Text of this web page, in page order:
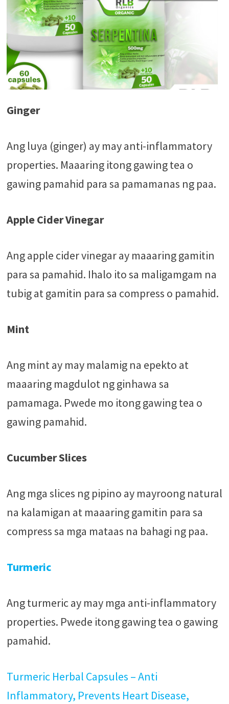
Ginger
Ang luya (ginger) ay may anti-inflammatory
properties. Maaaring itong gawing tea o
gawing pamahid para sa pamamanas ng paa.
Apple Cider Vinegar
Ang apple cider vinegar ay maaaring gamitin
para sa pamahid. Ihalo ito sa maligamgam na
tubig at gamitin para sa compress o pamahid.
Mint
Ang mint ay may malamig na epekto at
maaaring magdulot ng ginhawa sa
pamamaga. Pwede mo itong gawing tea o
gawing pamahid.
Cucumber Slices
Ang mga slices ng pipino ay mayroong natural
na kalamigan at maaaring gamitin para sa
compress sa mga mataas na bahagi ng paa.
Turmeric
Ang turmeric ay may mga anti-inflammatory
properties. Pwede itong gawing tea o gawing
pamahid.
Turmeric Herbal Capsules – Anti
Inflammatory, Prevents Heart Disease,